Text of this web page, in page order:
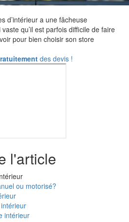
d’intérieur a une fâcheuse
qu’il est parfois difficile de faire
pour bien choisir son store
des devis !
l'article
ou motorisé?
intérieur